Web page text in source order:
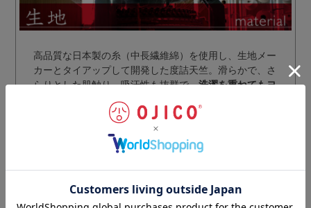
高品質な日本製の糸（中長繊維綿）を使用し、生地メー
カーとタイアップして開発した度詰天竺。滑らかで、さ
らりとした肌触り。吸汗性も抜群で、洗濯を重ねてもヨ
レたり、糸がほつれたりしにくい
濃色から淡色まで発色良く染め上がる生地は、デザイン